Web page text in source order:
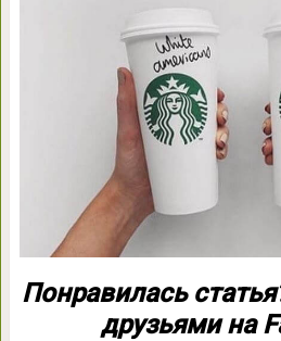
Понравилась
друзьями на